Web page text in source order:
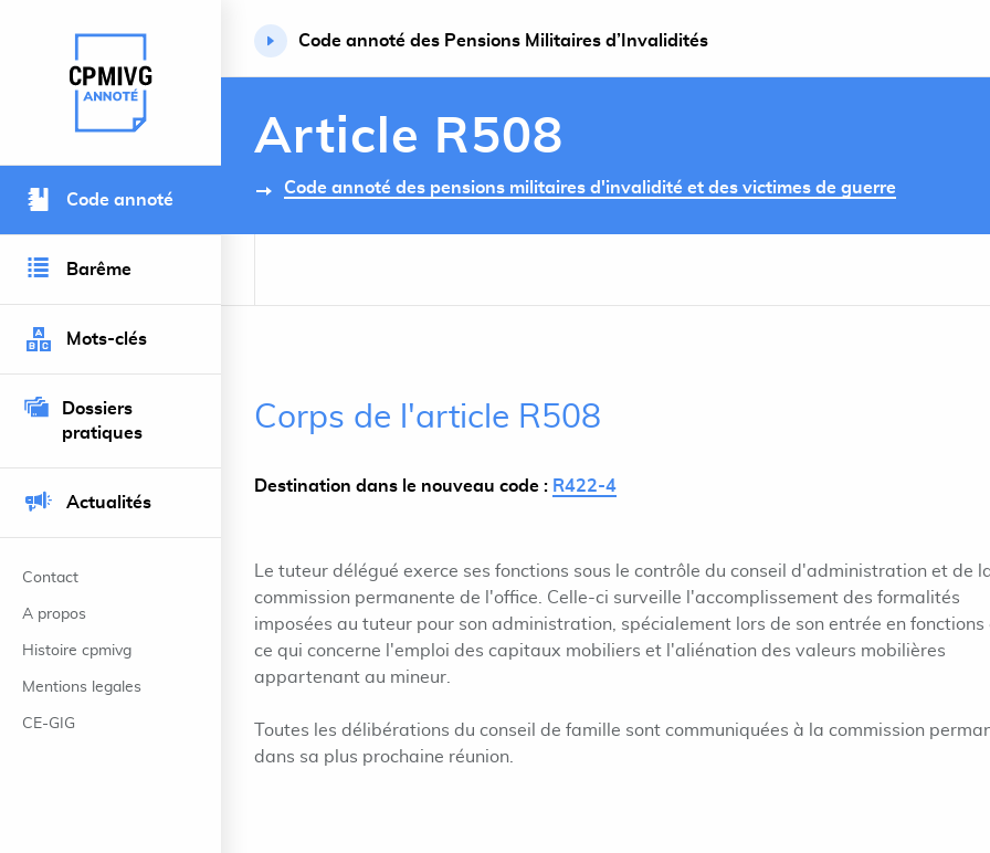
Retour à l’accueil du site
Code annoté
Barême
Mots-clés
Dossiers
pratiques
Actualités
Contact
A propos
Histoire cpmivg
Mentions legales
CE-GIG
Code annoté des Pensions Militaires d’Invalidités
Article R508
Code annoté des pensions militaires d'invalidité et des victimes de guerre
Corps de l'article R508
Destination dans le nouveau code : R422-4
Le tuteur délégué exerce ses fonctions sous le contrôle du conseil d'administration et de
commission permanente de l'office. Celle-ci surveille l'accomplissement des formalités
imposées au tuteur pour son administration, spécialement lors de son entrée en fonctions
ce qui concerne l'emploi des capitaux mobiliers et l'aliénation des valeurs mobilières
appartenant au mineur.
Toutes les délibérations du conseil de famille sont communiquées à la commission
dans sa plus prochaine réunion.